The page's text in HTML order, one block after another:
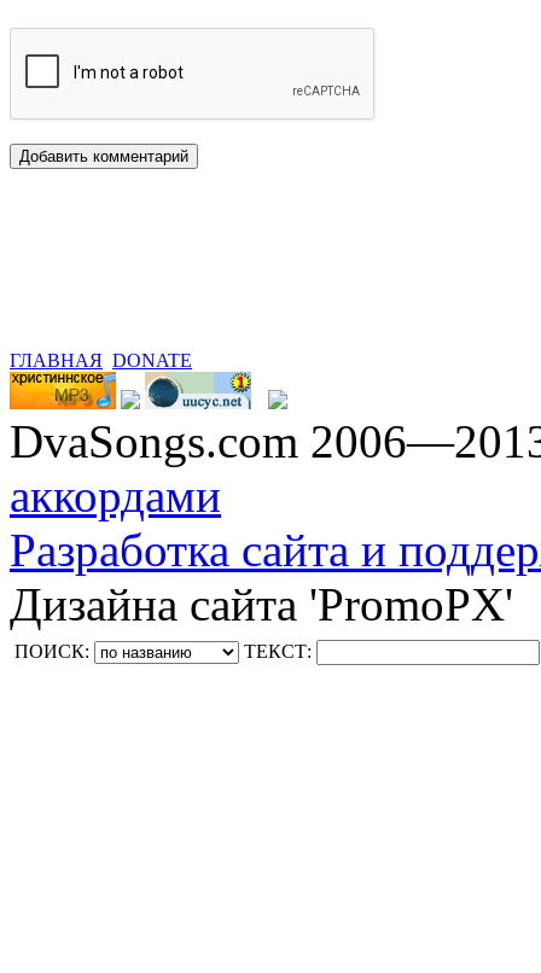
ГЛАВНАЯ DONATE
DvaSongs.com
аккордами
Разработка сайта и
Дизайна сайта 'PromoPX'
ПОИСК: ТЕКСТ: